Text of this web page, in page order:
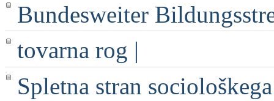
Bundesweiter
tovarna rog |
Spletna stran